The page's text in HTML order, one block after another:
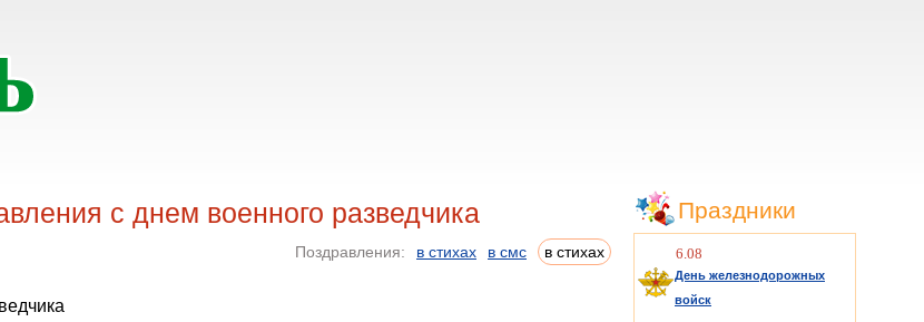
с днем военного разведчика
Поздравления: в стихах в смс в стихах
Праздники
6.08
День железнодорожных
войск